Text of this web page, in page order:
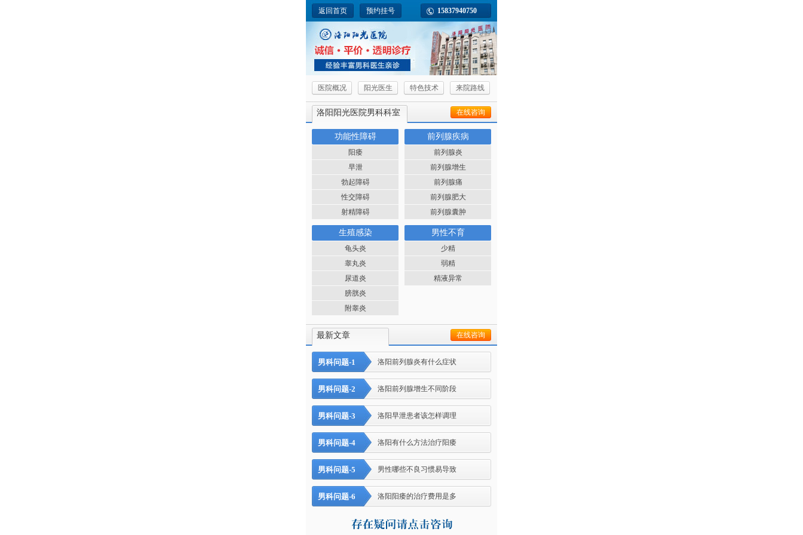
返回首页 预约挂号 15837940750
医院概况 阳光医生 特色技术 来院路线
洛阳阳光医院男科科室 在线咨询
功能性障碍
阳痿
早泄
勃起障碍
性交障碍
射精障碍
前列腺疾病
前列腺炎
前列腺增生
前列腺痛
前列腺肥大
前列腺囊肿
生殖感染
龟头炎
睾丸炎
尿道炎
膀胱炎
附睾炎
男性不育
少精
弱精
精液异常
最新文章 在线咨询
男科问题-1 洛阳前列腺炎有什么症状
男科问题-2 洛阳前列腺增生不同阶段
男科问题-3 洛阳早泄患者该怎样调理
男科问题-4 洛阳有什么方法治疗阳痿
男科问题-5 男性哪些不良习惯易导致
男科问题-6 洛阳阳痿的治疗费用是多